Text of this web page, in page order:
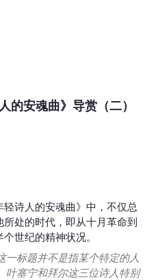
的安魂曲》导赏（二）
诗人的安魂曲》中，不仅总
处的时代，即从十月革命到
世纪的精神状况。
一标题并不是指某个特定的人
叶塞宁和拜尔这三位诗人特别